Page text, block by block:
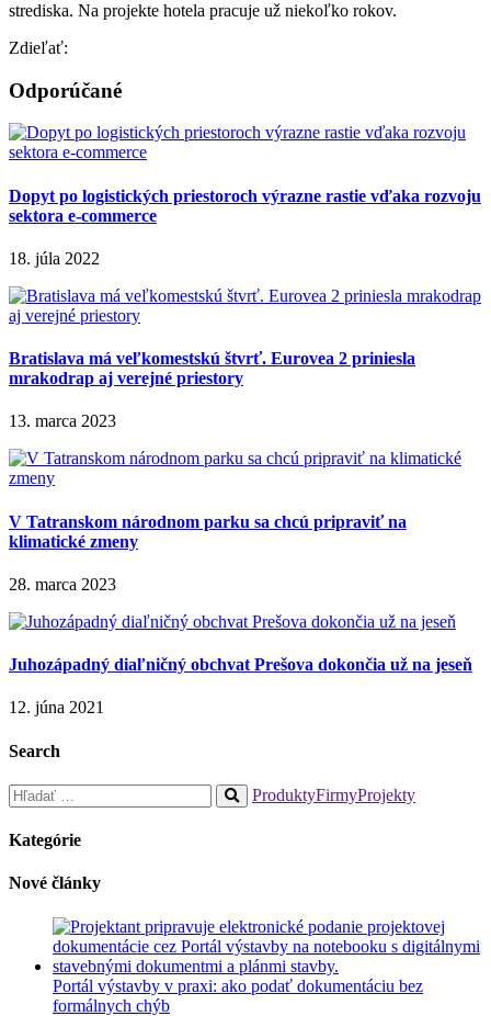
strediska. Na projekte hotela pracuje už niekoľko rokov.
Zdieľať:
Odporúčané
Dopyt po logistických priestoroch výrazne rastie vďaka rozvoju
sektora e-commerce
18. júla 2022
Bratislava má veľkomestskú štvrť. Eurovea 2 priniesla
mrakodrap aj verejné priestory
13. marca 2023
V Tatranskom národnom parku sa chcú pripraviť na
klimatické zmeny
28. marca 2023
Juhozápadný diaľničný obchvat Prešova dokončia už na jeseň
12. júna 2021
Search
Hľadať:
autocomplete
results
are
available
down
arrows
ProduktyFirmyProjekty
Kategórie
Nové články
Portál výstavby v praxi: ako podať dokumentáciu bez
formálnych chýb